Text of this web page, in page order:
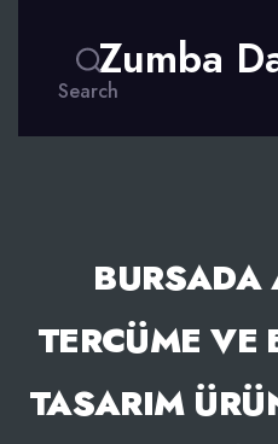
Search
Zumba
TERCÜME VE
TASARIM